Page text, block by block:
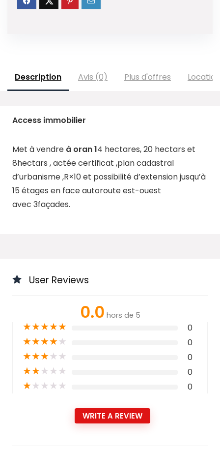
Description Avis (0) Plus d'offres Location
Access immobilier
Met à vendre à oran 14 hectares, 20 hectars et
8hectars , actée certificat ,plan cadastral
d’urbanisme ,R×10 et possibilité d’extension jusqu’à
15 étages en face autoroute est-ouest
avec 3façades.
User Reviews
0.0 hors de 5
★★★★★ 0
★★★★★ 0
★★★★★ 0
★★★★★ 0
★★★★★ 0
WRITE A REVIEW